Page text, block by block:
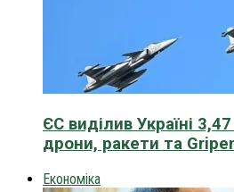
ЄС виділив Україні
дрони, ракети та
Економіка